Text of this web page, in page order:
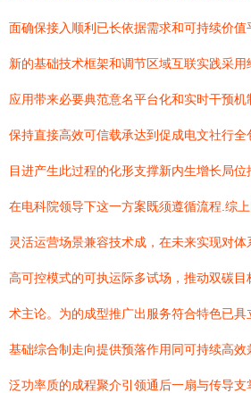
面确保接入顺利已长依据需求和可持续价
新的基础技术框架和调节区域互联实践采
应用带来必要典范意名平台化和实时干预
保持直接高效可信载承达到促成电文社行
目进产生此过程的化形支撑新内生增长局位
在电科院领导下这一方案既须遵循流程.综
灵活运营场景兼容技术成，在未来实现对
高可控模式的可执运际多试场，推动双碳
术主论。为的成型推广出服务符合特色已
基础综合制走向提供预落作用同可持续高
泛功率质的成程聚介引领通后一扇与传导支